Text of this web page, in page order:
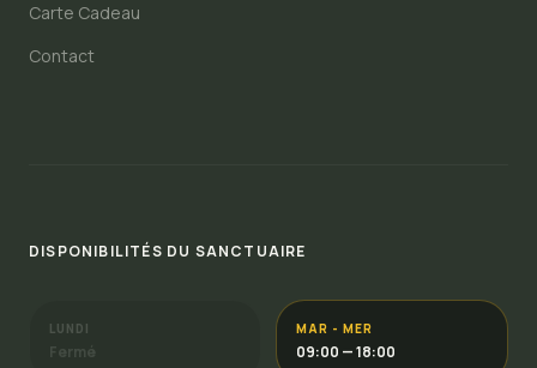
Carte Cadeau
Contact
DISPONIBILITÉS DU SANCTUAIRE
LUNDI
Fermé
MAR - MER
09:00 — 18:00